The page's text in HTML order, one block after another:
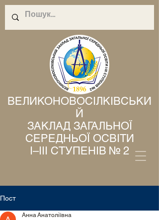
ВЕЛИКОНОВОСІЛКІВСЬКИ
Й
ЗАКЛАД ЗАГАЛЬНОЇ
СЕРЕДНЬОЇ ОСВІТИ
І–ІІІ СТУПЕНІВ № 2
Пост
Анна Анатоліївна